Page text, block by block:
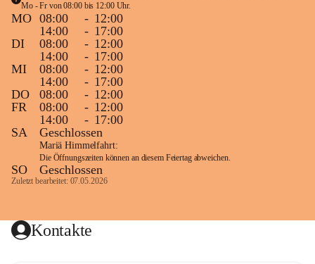
Mo - Fr von 08:00 bis 12:00 Uhr.
MO 08:00 - 12:00
14:00
- 17:00
DI
08:00 - 12:00
14:00
- 17:00
MI
08:00 - 12:00
14:00
- 17:00
DO
08:00 - 12:00
FR
08:00 - 12:00
14:00
- 17:00
SA
Geschlossen
Mariä Himmelfahrt:
Die Öffnungszeiten können an diesem Feiertag abweichen.
SO Geschlossen
Zuletzt bearbeitet: 07.05.2026
Kontakte